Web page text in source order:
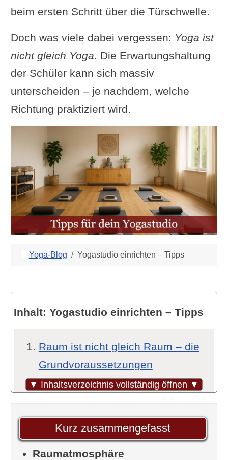
beim ersten Schritt über die Türschwelle.
Doch was viele dabei vergessen: Yoga ist
nicht gleich Yoga. Die Erwartungshaltung
der Schüler kann sich massiv
unterscheiden – je nachdem, welche
Richtung praktiziert wird.
Yoga-Blog Yogastudio einrichten – Tipps
▼ Inhaltsverzeichnis vollständig öffnen ▼
Inhalt: Yogastudio einrichten – Tipps
Raum ist nicht gleich Raum – die
Grundvoraussetzungen
Was Yogaschüler erwarten –
und wie unterschiedlich das
sein kann
Umfrage: Was spricht dich an?
Die Seele des Studios –
Kurz zusammengefasst
Raumatmosphäre